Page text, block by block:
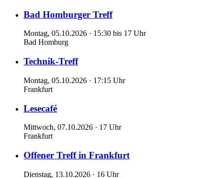
Bad Homburger Treff
Montag, 05.10.2026 · 15:30 bis 17 Uhr
Bad Homburg
Technik-Treff
Montag, 05.10.2026 · 17:15 Uhr
Frankfurt
Lesecafé
Mittwoch, 07.10.2026 · 17 Uhr
Frankfurt
Offener Treff in Frankfurt
Dienstag, 13.10.2026 · 16 Uhr